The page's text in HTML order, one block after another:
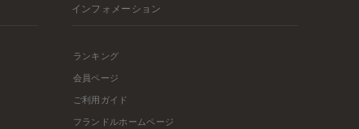
インフォメーション
ランキング
会員ページ
ご利用ガイド
フランドルホームページ